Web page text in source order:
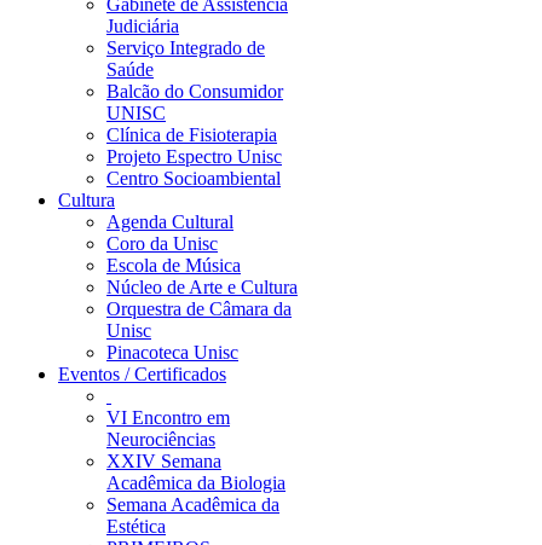
Gabinete de Assistência
Judiciária
Serviço Integrado de
Saúde
Balcão do Consumidor
UNISC
Clínica de Fisioterapia
Projeto Espectro Unisc
Centro Socioambiental
Cultura
Agenda Cultural
Coro da Unisc
Escola de Música
Núcleo de Arte e Cultura
Orquestra de Câmara da
Unisc
Pinacoteca Unisc
Eventos / Certificados
VI Encontro em
Neurociências
XXIV Semana
Acadêmica da Biologia
Semana Acadêmica da
Estética